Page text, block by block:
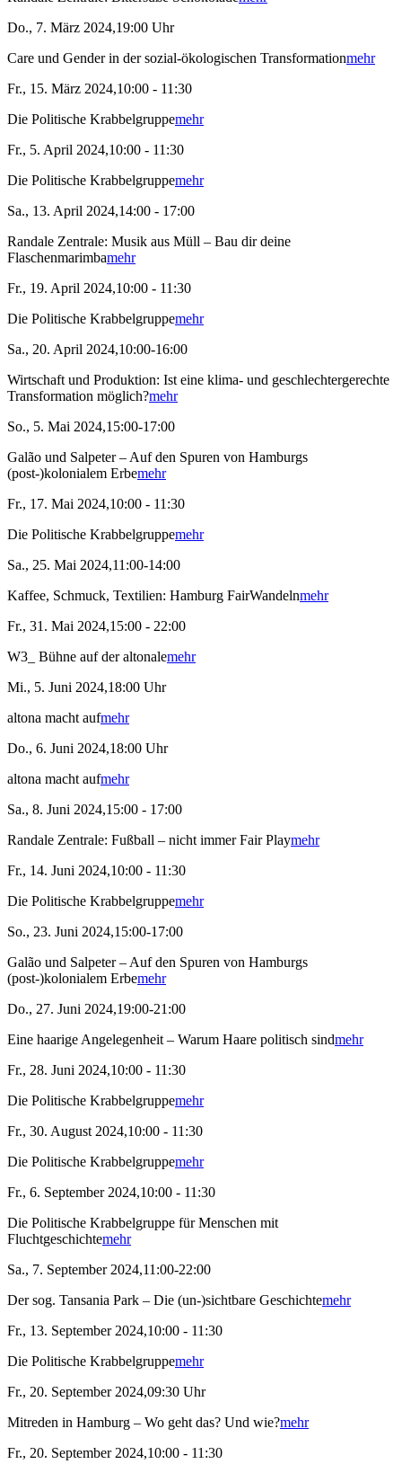
Do., 7. März 2024,19:00 Uhr
Care und Gender in der sozial-ökologischen Transformationmehr
Fr., 15. März 2024,10:00 - 11:30
Die Politische Krabbelgruppemehr
Fr., 5. April 2024,10:00 - 11:30
Die Politische Krabbelgruppemehr
Sa., 13. April 2024,14:00 - 17:00
Randale Zentrale: Musik aus Müll – Bau dir deine
Flaschenmarimbamehr
Fr., 19. April 2024,10:00 - 11:30
Die Politische Krabbelgruppemehr
Sa., 20. April 2024,10:00-16:00
Wirtschaft und Produktion: Ist eine klima- und geschlechtergerechte
Transformation möglich?mehr
So., 5. Mai 2024,15:00-17:00
Galão und Salpeter – Auf den Spuren von Hamburgs
(post-)kolonialem Erbemehr
Fr., 17. Mai 2024,10:00 - 11:30
Die Politische Krabbelgruppemehr
Sa., 25. Mai 2024,11:00-14:00
Kaffee, Schmuck, Textilien: Hamburg FairWandelnmehr
Fr., 31. Mai 2024,15:00 - 22:00
W3_ Bühne auf der altonalemehr
Mi., 5. Juni 2024,18:00 Uhr
altona macht aufmehr
Do., 6. Juni 2024,18:00 Uhr
altona macht aufmehr
Sa., 8. Juni 2024,15:00 - 17:00
Randale Zentrale: Fußball – nicht immer Fair Playmehr
Fr., 14. Juni 2024,10:00 - 11:30
Die Politische Krabbelgruppemehr
So., 23. Juni 2024,15:00-17:00
Galão und Salpeter – Auf den Spuren von Hamburgs
(post-)kolonialem Erbemehr
Do., 27. Juni 2024,19:00-21:00
Eine haarige Angelegenheit – Warum Haare politisch sindmehr
Fr., 28. Juni 2024,10:00 - 11:30
Die Politische Krabbelgruppemehr
Fr., 30. August 2024,10:00 - 11:30
Die Politische Krabbelgruppemehr
Fr., 6. September 2024,10:00 - 11:30
Die Politische Krabbelgruppe für Menschen mit
Fluchtgeschichtemehr
Sa., 7. September 2024,11:00-22:00
Der sog. Tansania Park – Die (un-)sichtbare Geschichtemehr
Fr., 13. September 2024,10:00 - 11:30
Die Politische Krabbelgruppemehr
Fr., 20. September 2024,09:30 Uhr
Mitreden in Hamburg – Wo geht das? Und wie?mehr
Fr., 20. September 2024,10:00 - 11:30